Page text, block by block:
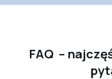
FAQ –